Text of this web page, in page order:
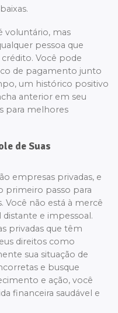
voluntário, mas
pessoa que
Você pode
de pagamento junto
um histórico positivo
anterior em seu
para melhores
de Suas
empresas privadas, e
primeiro passo para
Você não está à mercê
e impessoal.
privadas que têm
direitos como
sua situação de
e busque
e ação, você
financeira saudável e